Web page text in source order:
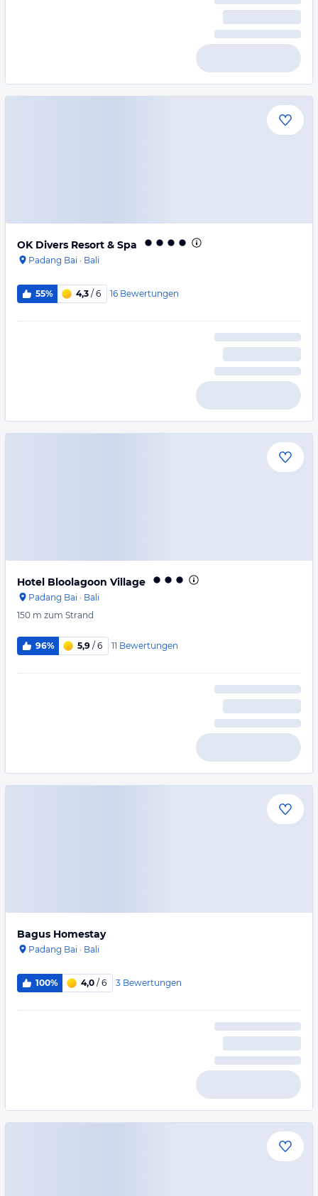
OK Divers Resort & Spa
Padang Bai · Bali
55% 4,3 / 6 16 Bewertungen
Hotel Bloolagoon Village
Padang Bai · Bali
150 m zum Strand
96% 5,9 / 6 11 Bewertungen
Bagus Homestay
Padang Bai · Bali
100% 4,0 / 6 3 Bewertungen